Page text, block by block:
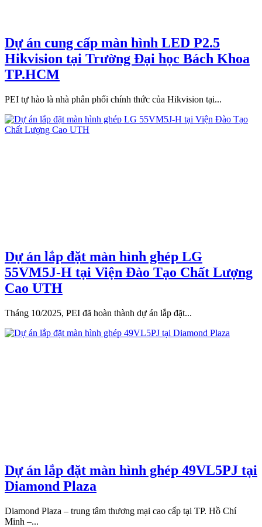
Dự án cung cấp màn hình LED P2.5
Hikvision tại Trường Đại học Bách Khoa
TP.HCM
PEI tự hào là nhà phân phối chính thức của Hikvision tại...
Dự án lắp đặt màn hình ghép LG
55VM5J-H tại Viện Đào Tạo Chất Lượng
Cao UTH
Tháng 10/2025, PEI đã hoàn thành dự án lắp đặt...
Dự án lắp đặt màn hình ghép 49VL5PJ tại
Diamond Plaza
Diamond Plaza – trung tâm thương mại cao cấp tại TP. Hồ Chí
Minh –...